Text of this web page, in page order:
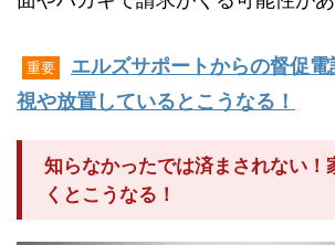
重要
エルズサポートからの督促
視や放置しているとこうなる！
知らなかったでは済まされない！
くとこうなる！